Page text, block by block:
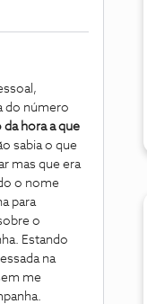
do número
hora a que
sabia o que
mas que era
o nome
para
o
Estando
na
me